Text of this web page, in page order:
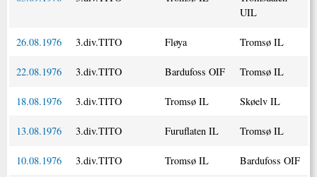
UIL
26.08.1976 3.div.TITO Fløya Tromsø IL
22.08.1976 3.div.TITO Bardufoss OIF Tromsø IL
18.08.1976 3.div.TITO Tromsø IL Skøelv IL
13.08.1976 3.div.TITO Furuflaten IL Tromsø IL
10.08.1976 3.div.TITO Tromsø IL Bardufoss OIF